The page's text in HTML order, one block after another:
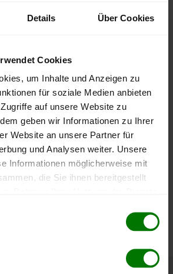
Details Über Cookies
Cookies
um Inhalte und Anzeigen zu
für soziale Medien anbieten
auf unsere Website zu
geben wir Informationen zu Ihrer
Website an unsere Partner für
und Analysen weiter. Unsere
Informationen möglicherweise mit
die Sie ihnen bereitgestellt
Ware Sackware
Januar
Mai
-Seite